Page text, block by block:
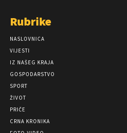
Rubrike
NASLOVNICA
VIJESTI
IZ NAŠEG KRAJA
GOSPODARSTVO
SPORT
ŽIVOT
PRIČE
CRNA KRONIKA